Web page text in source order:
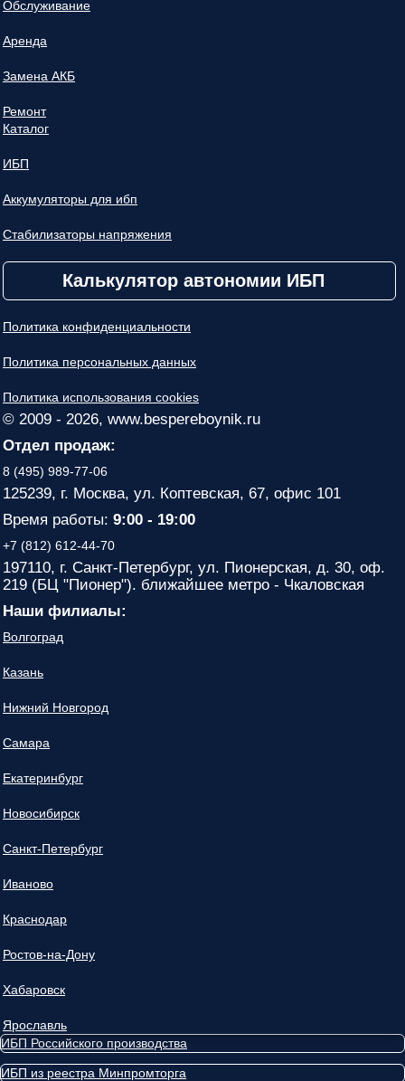
Обслуживание
Аренда
Замена АКБ
Ремонт
Каталог
ИБП
Аккумуляторы для ибп
Стабилизаторы напряжения
Калькулятор автономии ИБП
Политика конфиденциальности
Политика персональных данных
Политика использования cookies
© 2009 - 2026, www.bespereboynik.ru
Отдел продаж:
8 (495) 989-77-06
125239, г. Москва, ул. Коптевская, 67, офис 101
Время работы: 9:00 - 19:00
+7 (812) 612-44-70
197110, г. Санкт-Петербург, ул. Пионерская, д. 30, оф.
219 (БЦ "Пионер"). ближайшее метро - Чкаловская
Наши филиалы:
Волгоград
Казань
Нижний Новгород
Самара
Екатеринбург
Новосибирск
Санкт-Петербург
Иваново
Краснодар
Ростов-на-Дону
Хабаровск
Ярославль
ИБП Российского производства
ИБП из реестра Минпромторга